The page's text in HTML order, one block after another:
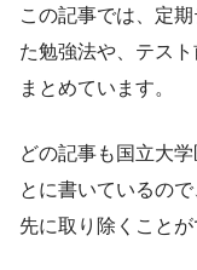
この記事では、定
た勉強法や、テス
まとめています。
どの記事も国立大
とに書いているの
先に取り除くことが